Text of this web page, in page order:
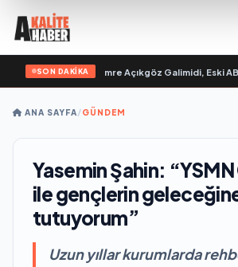
SON DAKİKA
yayımlandı• Ali Emre Açıkgöz Galimidi, Eski AB
ANA SAYFA/GÜNDEM
Yasemin Şahin:
ile gençlerin geleceğine
tutuyorum”
Uzun yıllar kurumlarda